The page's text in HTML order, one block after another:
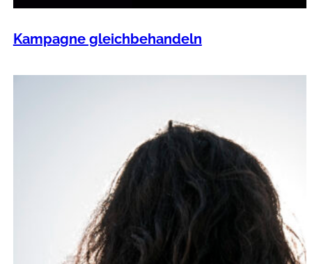
Kampagne gleichbehandeln